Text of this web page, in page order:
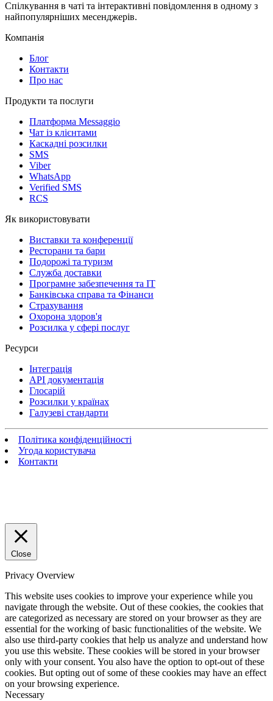
Спілкування в чаті та інтерактивні повідомлення в одному з
найпопулярніших месенджерів.
Компанія
Блог
Контакти
Про нас
Продукти та послуги
Платформа Messaggio
Чат із клієнтами
Каскадні розсилки
SMS
Viber
WhatsApp
Verified SMS
RCS
Як використовувати
Виставки та конференції
Ресторани та бари
Подорожі та туризм
Служба доставки
Програмне забезпечення та IT
Банківська справа та Фінанси
Страхування
Охорона здоров'я
Розсилка у сфері послуг
Ресурси
Інтеграція
API документація
Глосарій
Розсилки у країнах
Галузеві стандарти
Політика конфіденційності
Угода користувача
Контакти
Close
Privacy Overview
This website uses cookies to improve your experience while you
navigate through the website. Out of these cookies, the cookies that
are categorized as necessary are stored on your browser as they are
essential for the working of basic functionalities of the website. We
also use third-party cookies that help us analyze and understand how
you use this website. These cookies will be stored in your browser
only with your consent. You also have the option to opt-out of these
cookies. But opting out of some of these cookies may have an effect
on your browsing experience.
Necessary